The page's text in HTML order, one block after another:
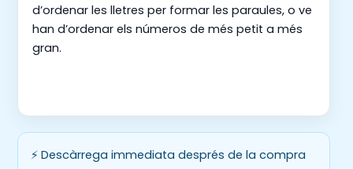
d’ordenar les lletres per formar les paraules, o ve
han d’ordenar els números de més petit a més
gran.
⚡ Descàrrega immediata després de la compra